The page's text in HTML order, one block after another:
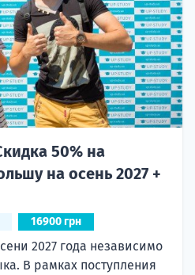
50% на
на осень 2027 +
16900 грн
2027 года независимо
В рамках поступления